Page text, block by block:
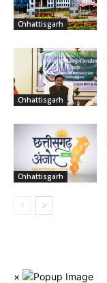
Chhattisgarh
Chhattisgarh
Chhattisgarh
×